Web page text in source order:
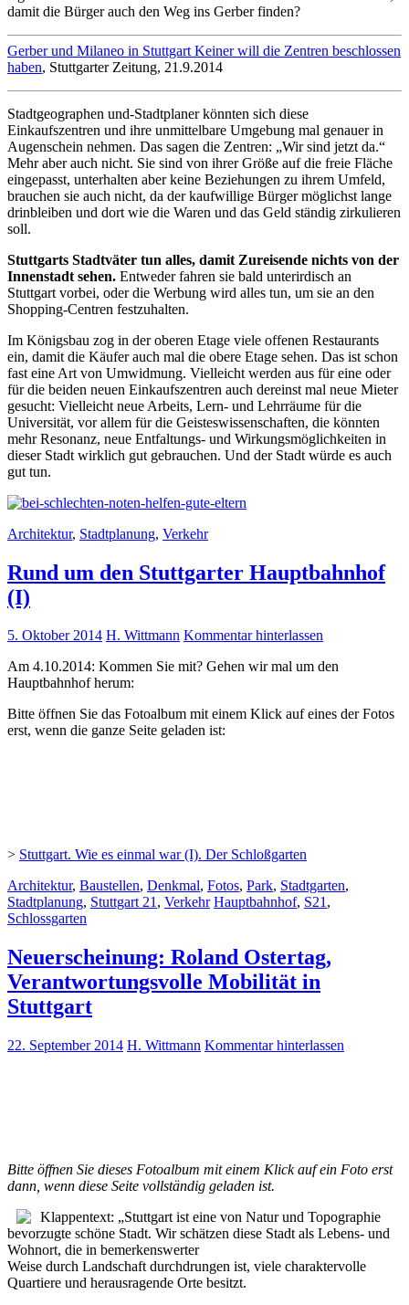
damit die Bürger auch den Weg ins Gerber finden?
Gerber und Milaneo in Stuttgart Keiner will die Zentren beschlossen
haben, Stuttgarter Zeitung, 21.9.2014
Stadtgeographen und-Stadtplaner könnten sich diese
Einkaufszentren und ihre unmittelbare Umgebung mal genauer in
Augenschein nehmen. Das sagen die Zentren: „Wir sind jetzt da.“
Mehr aber auch nicht. Sie sind von ihrer Größe auf die freie Fläche
eingepasst, unterhalten aber keine Beziehungen zu ihrem Umfeld,
brauchen sie auch nicht, da der kaufwillige Bürger möglichst lange
drinbleiben und dort wie die Waren und das Geld ständig zirkulieren
soll.
Stuttgarts Stadtväter tun alles, damit Zureisende nichts von der
Innenstadt sehen. Entweder fahren sie bald unterirdisch an
Stuttgart vorbei, oder die Werbung wird alles tun, um sie an den
Shopping-Centren festzuhalten.
Im Königsbau zog in der oberen Etage viele offenen Restaurants
ein, damit die Käufer auch mal die obere Etage sehen. Das ist schon
fast eine Art von Umwidmung. Vielleicht werden aus für eine oder
für die beiden neuen Einkaufszentren auch dereinst mal neue Mieter
gesucht: Vielleicht neue Arbeits, Lern- und Lehrräume für die
Universität, vor allem für die Geisteswissenschaften, die könnten
mehr Resonanz, neue Entfaltungs- und Wirkungsmöglichkeiten in
dieser Stadt wirklich gut gebrauchen. Und der Stadt würde es auch
gut tun.
Architektur, Stadtplanung, Verkehr
Rund um den Stuttgarter Hauptbahnhof
(I)
5. Oktober 2014 H. Wittmann Kommentar hinterlassen
Am 4.10.2014: Kommen Sie mit? Gehen wir mal um den
Hauptbahnhof herum:
Bitte öffnen Sie das Fotoalbum mit einem Klick auf eines der Fotos
erst, wenn die ganze Seite geladen ist:
> Stuttgart. Wie es einmal war (I). Der Schloßgarten
Architektur, Baustellen, Denkmal, Fotos, Park, Stadtgarten,
Stadtplanung, Stuttgart 21, Verkehr Hauptbahnhof, S21,
Schlossgarten
Neuerscheinung: Roland Ostertag,
Verantwortungsvolle Mobilität in
Stuttgart
22. September 2014 H. Wittmann Kommentar hinterlassen
Bitte öffnen Sie dieses Fotoalbum mit einem Klick auf ein Foto erst
dann, wenn diese Seite vollständig geladen ist.
Klappentext: „Stuttgart ist eine von Natur und Topographie
bevorzugte schöne Stadt. Wir schätzen diese Stadt als Lebens- und
Wohnort, die in bemerkenswerter
Weise durch Landschaft durchdrungen ist, viele charaktervolle
Quartiere und herausragende Orte besitzt.